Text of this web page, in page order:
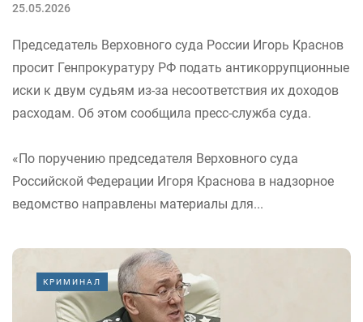
25.05.2026
Председатель Верховного суда России Игорь Краснов
просит Генпрокуратуру РФ подать антикоррупционные
иски к двум судьям из-за несоответствия их доходов
расходам. Об этом сообщила пресс-служба суда.
«По поручению председателя Верховного суда
Российской Федерации Игоря Краснова в надзорное
ведомство направлены материалы для...
КРИМИНАЛ